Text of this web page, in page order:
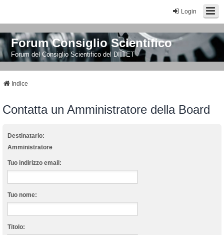
Login
Forum Consiglio Scientifico
Forum del Consiglio Scientifico del DIITET
Indice
Contatta un Amministratore della Board
Destinatario:
Amministratore
Tuo indirizzo email:
Tuo nome:
Titolo: